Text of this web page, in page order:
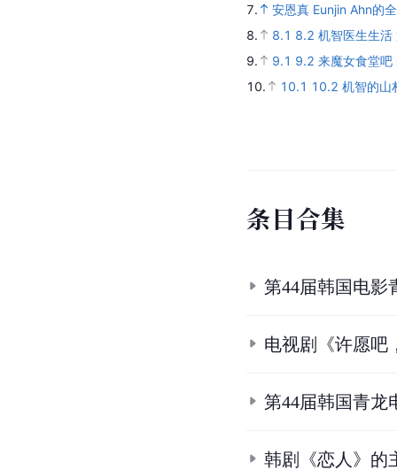
7.
安恩真 Eunjin Ahn的
8.
8.1 8.2 机智医生生活
9.
9.1 9.2 来魔女食堂吧
10.
10.1 10.2 机智的山
条目合集
第44届韩国电影
电视剧《许愿吧
第44届韩国青龙
韩剧《恋人》的